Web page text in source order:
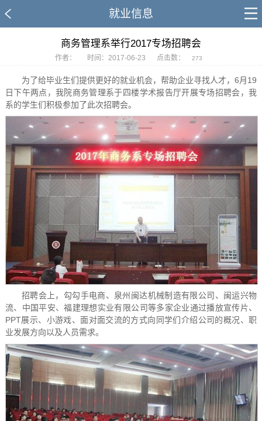
就业信息
商务管理系举行2017专场招聘会
作者： 时间：2017-06-23 点击数： 273
为了给毕业生们提供更好的就业机会，帮助企业寻找人才，6月19
日下午两点，我院商务管理系于四楼学术报告厅开展专场招聘会，我
系的学生们积极参加了此次招聘会。
招聘会上，勾勾手电商、泉州闽达机械制造有限公司、闽运兴物
流、中国平安、福建理想实业有限公司等多家企业通过播放宣传片、
PPT展示、小游戏、面对面交流的方式向同学们介绍公司的概况、职
业发展方向以及人员需求。